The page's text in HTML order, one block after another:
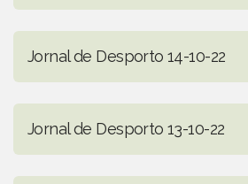
Jornal de Desporto 14-10-22
Jornal de Desporto 13-10-22